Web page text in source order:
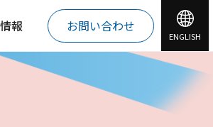
報 お問い合わせ
ENGLISH